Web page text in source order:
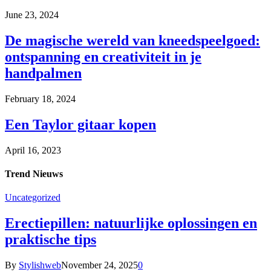
June 23, 2024
De magische wereld van kneedspeelgoed:
ontspanning en creativiteit in je
handpalmen
February 18, 2024
Een Taylor gitaar kopen
April 16, 2023
Trend Nieuws
Uncategorized
Erectiepillen: natuurlijke oplossingen en
praktische tips
By StylishwebNovember 24, 20250